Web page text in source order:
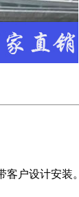
户设计安装。